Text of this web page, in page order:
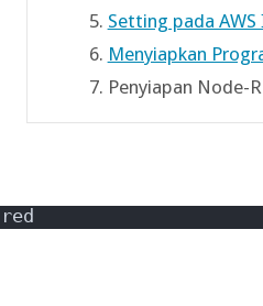
5. Setting pada AWS
6. Menyiapkan
7. Penyiapan Node-